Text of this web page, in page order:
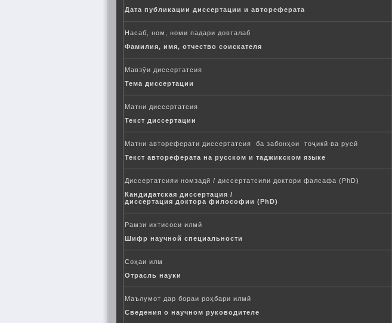
Дата публикации диссертации и автореферата
Насаб, ном, номи падари довталаб
Фамилия, имя, отчество соискателя
Мавзӯи диссертатсия
Тема диссертации
Матни диссертатсия
Текст диссертации
Матни автореферати диссертатсия ба забонҳои тоҷикӣ ва русӣ
Текст автореферата на русском и таджикском языке
Диссертатсияи номзадӣ / диссертатсияи доктори фалсафа (PhD)
Кандидатская диссертация /
диссертация доктора философии (PhD)
Рамзи ихтисоси илмӣ
Шифр научной специальности
Соҳаи илм
Отрасль науки
Маълумот дар бораи роҳбари илмӣ
Сведения о научном руководителе